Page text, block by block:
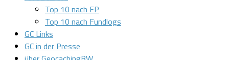
Top 10 nach FP
Top 10 nach Fundlogs
GC Links
GC in der Presse